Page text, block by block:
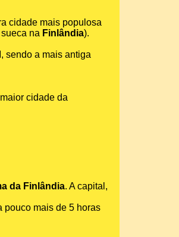
cidade mais populosa
na Finlândia).
sendo a mais antiga
cidade da
da Finlândia. A capital,
pouco mais de 5 horas